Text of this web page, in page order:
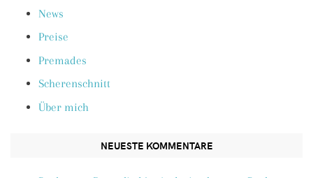
News
Preise
Premades
Scherenschnitt
Über mich
NEUESTE KOMMENTARE